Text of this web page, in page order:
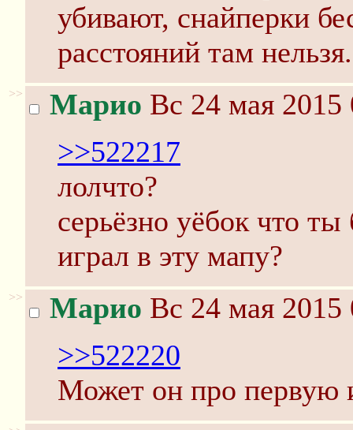
убивают, снайперки
расстояний там
>> Марио Вс 24 мая 2015
>>522217
лолчто?
серьёзно уёбок что
играл в эту мапу?
>> Марио Вс 24 мая 2015
>>522220
Может он про первую